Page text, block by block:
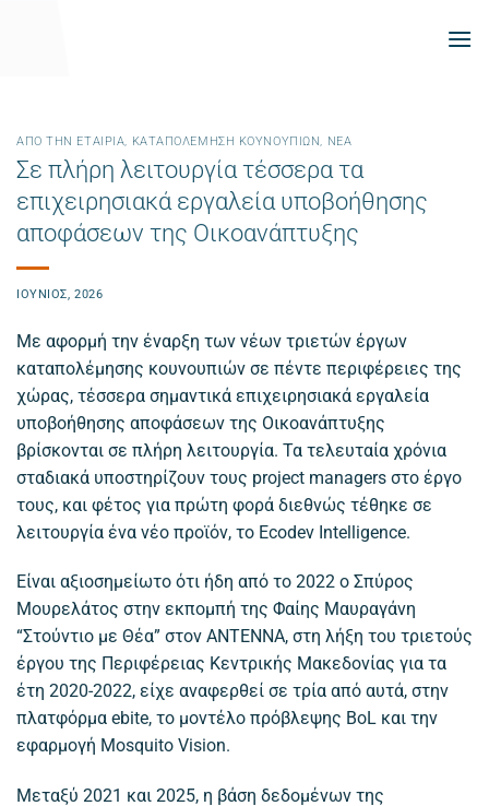
ΑΠΌ ΤΗΝ ΕΤΑΙΡΊΑ, ΚΑΤΑΠΟΛΈΜΗΣΗ ΚΟΥΝΟΥΠΙΏΝ, ΝΕΑ
Σε πλήρη λειτουργία τέσσερα τα
επιχειρησιακά εργαλεία υποβοήθησης
αποφάσεων της Οικοανάπτυξης
ΙΟΎΝΙΟΣ, 2026
Με αφορμή την έναρξη των νέων τριετών έργων
καταπολέμησης κουνουπιών σε πέντε περιφέρειες της
χώρας, τέσσερα σημαντικά επιχειρησιακά εργαλεία
υποβοήθησης αποφάσεων της Οικοανάπτυξης
βρίσκονται σε πλήρη λειτουργία. Τα τελευταία χρόνια
σταδιακά υποστηρίζουν τους project managers στο έργο
τους, και φέτος για πρώτη φορά διεθνώς τέθηκε σε
λειτουργία ένα νέο προϊόν, το Ecodev Intelligence.
Είναι αξιοσημείωτο ότι ήδη από το 2022 ο Σπύρος
Μουρελάτος στην εκπομπή της Φαίης Μαυραγάνη
“Στούντιο με Θέα” στον ANTENNA, στη λήξη του τριετούς
έργου της Περιφέρειας Κεντρικής Μακεδονίας για τα
έτη 2020-2022, είχε αναφερθεί σε τρία από αυτά, στην
πλατφόρμα ebite, το μοντέλο πρόβλεψης ΒoL και την
εφαρμογή Mosquito Vision.
Μεταξύ 2021 και 2025, η βάση δεδομένων της